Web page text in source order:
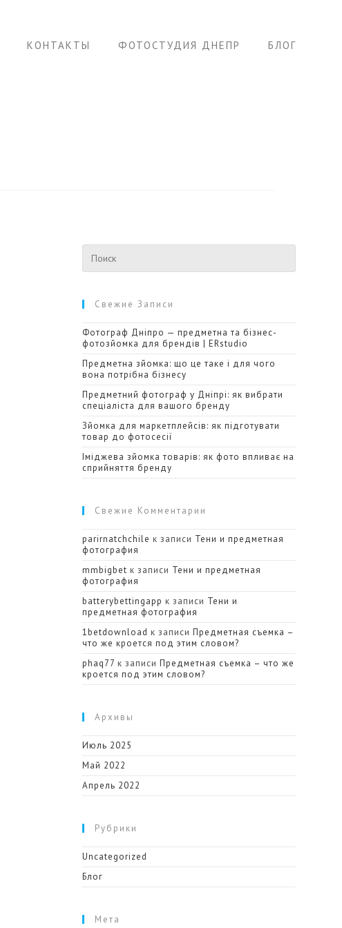
КОНТАКТЫ ФОТОСТУДИЯ ДНЕПР БЛОГ
Свежие Записи
Фотограф Дніпро — предметна та бізнес-
фотозйомка для брендів | ERstudio
Предметна зйомка: що це таке і для чого
вона потрібна бізнесу
Предметний фотограф у Дніпрі: як вибрати
спеціаліста для вашого бренду
Зйомка для маркетплейсів: як підготувати
товар до фотосесії
Іміджева зйомка товарів: як фото впливає на
сприйняття бренду
Свежие Комментарии
parirnatchchile к записи Тени и предметная
фотография
mmbigbet к записи Тени и предметная
фотография
batterybettingapp к записи Тени и
предметная фотография
1betdownload к записиПредметная съемка –
что же кроется под этим словом?
phaq77 к записиПредметная съемка – что же
кроется под этим словом?
Архивы
Июль 2025
Май 2022
Апрель 2022
Рубрики
Uncategorized
Блог
Мета